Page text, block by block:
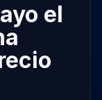
el